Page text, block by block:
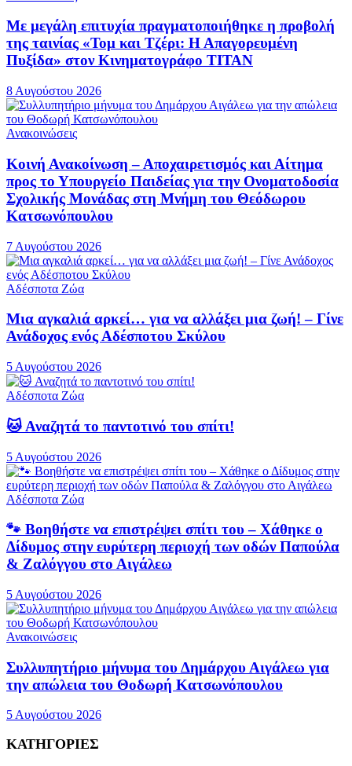
Με μεγάλη επιτυχία πραγματοποιήθηκε η προβολή
της ταινίας «Τομ και Τζέρι: Η Απαγορευμένη
Πυξίδα» στον Κινηματογράφο ΤΙΤΑΝ
8 Αυγούστου 2026
Ανακοινώσεις
Κοινή Ανακοίνωση – Αποχαιρετισμός και Αίτημα
προς το Υπουργείο Παιδείας για την Ονοματοδοσία
Σχολικής Μονάδας στη Μνήμη του Θεόδωρου
Κατσωνόπουλου
7 Αυγούστου 2026
Αδέσποτα Ζώα
Μια αγκαλιά αρκεί… για να αλλάξει μια ζωή! – Γίνε
Ανάδοχος ενός Αδέσποτου Σκύλου
5 Αυγούστου 2026
Αδέσποτα Ζώα
🐱 Αναζητά το παντοτινό του σπίτι!
5 Αυγούστου 2026
Αδέσποτα Ζώα
🐾 Βοηθήστε να επιστρέψει σπίτι του – Χάθηκε ο
Δίδυμος στην ευρύτερη περιοχή των οδών Παπούλα
& Ζαλόγγου στο Αιγάλεω
5 Αυγούστου 2026
Ανακοινώσεις
Συλλυπητήριο μήνυμα του Δημάρχου Αιγάλεω για
την απώλεια του Θοδωρή Κατσωνόπουλου
5 Αυγούστου 2026
ΚΑΤΗΓΟΡΙΕΣ